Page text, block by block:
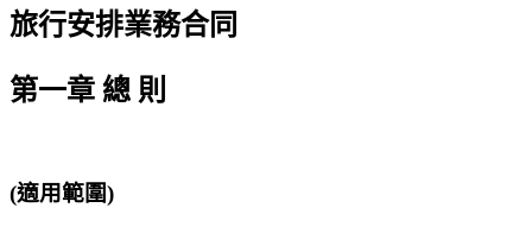
旅行安排業務合同
第一章 總 則
(適用範圍)